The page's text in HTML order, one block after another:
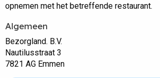
opnemen met het betreffende restaurant.
Algemeen
Bezorgland. B.V.
Nautilusstraat 3
7821 AG Emmen